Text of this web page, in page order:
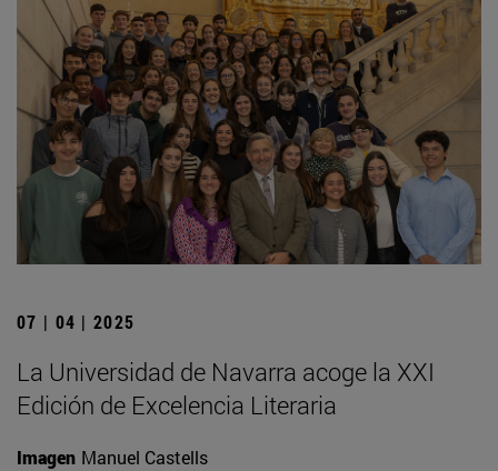
07 | 04 | 2025
La Universidad de Navarra acoge la XXI
Edición de Excelencia Literaria
Imagen Manuel Castells